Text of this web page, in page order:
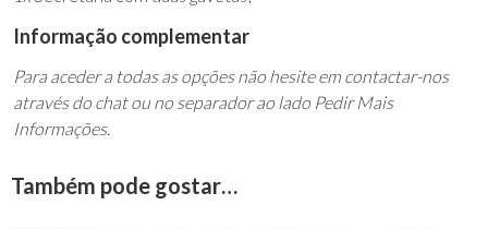
Informação complementar
Para aceder a todas as opções não hesite em contactar-nos
através do chat ou no separador ao lado Pedir Mais
Informações.
Também pode gostar…